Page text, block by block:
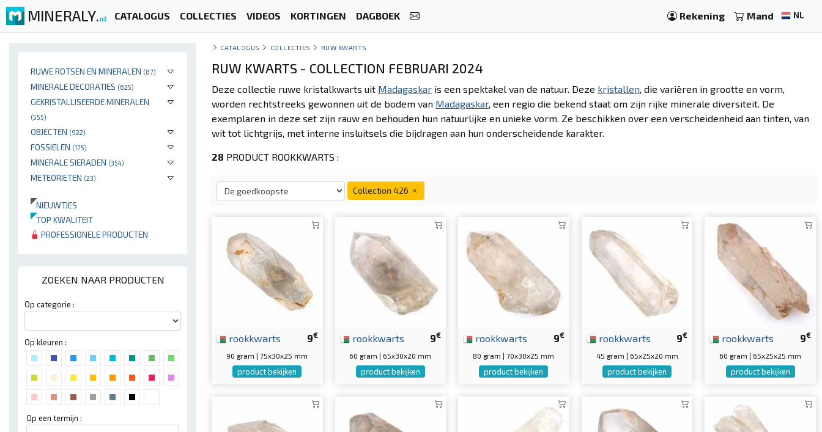
MINERALY.nl CATALOGUS COLLECTIES VIDEOS KORTINGEN DAGBOEK Rekening Mand NL
RUWE ROTSEN EN MINERALEN (87)
MINERALE DECORATIES (625)
GEKRISTALLISEERDE MINERALEN
(555)
OBJECTEN (922)
FOSSIELEN (175)
MINERALE SIERADEN (354)
METEORIETEN (23)
NIEUWTJES
TOP KWALITEIT
PROFESSIONELE PRODUCTEN
ZOEKEN NAAR PRODUCTEN
Op categorie :
Op kleuren :
Op een termijn :
CATALOGUS COLLECTIES RUW KWARTS
RUW KWARTS - COLLECTION FEBRUARI 2024
Deze collectie ruwe kristalkwarts uit Madagaskar is een spektakel van de natuur. Deze kristallen, die variëren in grootte en vorm,
worden rechtstreeks gewonnen uit de bodem van Madagaskar, een regio die bekend staat om zijn rijke minerale diversiteit. De
exemplaren in deze set zijn rauw en behouden hun natuurlijke en unieke vorm. Ze beschikken over een verscheidenheid aan tinten, van
wit tot lichtgrijs, met interne insluitsels die bijdragen aan hun onderscheidende karakter.
28 PRODUCT ROOKKWARTS :
Collection 426
9€
rookkwarts
90 gram | 75x30x25 mm
product bekijken
9€
rookkwarts
60 gram | 65x30x20 mm
product bekijken
9€
rookkwarts
80 gram | 70x30x25 mm
product bekijken
9€
rookkwarts
45 gram | 65x25x20 mm
product bekijken
9€
rookkwarts
60 gram | 65x25x25 mm
product bekijken